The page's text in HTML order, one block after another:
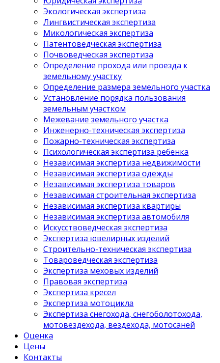
Экологическая экспертиза
Лингвистическая экспертиза
Микологическая экспертиза
Патентоведческая экспертиза
Почвоведческая экспертиза
Определение прохода или проезда к
земельному участку
Определение размера земельного участка
Установление порядка пользования
земельным участком
Межевание земельного участка
Инженерно-техническая экспертиза
Пожарно-техническая экспертиза
Психологическая экспертиза ребенка
Независимая экспертиза недвижимости
Независимая экспертиза одежды
Независимая экспертиза товаров
Независимая строительная экспертиза
Независимая экспертиза квартиры
Независимая экспертиза автомобиля
Искусствоведческая экспертиза
Экспертиза ювелирных изделий
Строительно-техническая экспертиза
Товароведческая экспертиза
Экспертиза меховых изделий
Правовая экспертиза
Экспертиза кресел
Экспертиза мотоцикла
Экспертиза снегохода, снегоболотохода,
мотовездехода, вездехода, мотосаней
Оценка
Цены
Контакты